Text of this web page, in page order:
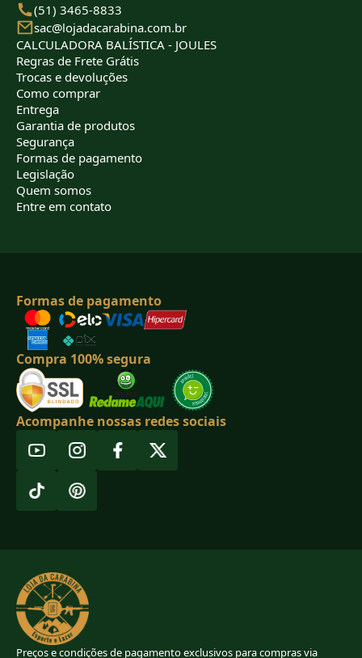
(51) 3465-8833
sac@lojadacarabina.com.br
CALCULADORA BALÍSTICA - JOULES
Regras de Frete Grátis
Trocas e devoluções
Como comprar
Entrega
Garantia de produtos
Segurança
Formas de pagamento
Legislação
Quem somos
Entre em contato
Formas de pagamento
Compra 100% segura
Acompanhe nossas redes sociais
Preços e condições de pagamento exclusivos para compras via